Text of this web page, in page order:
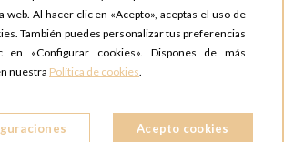
OPTIONS MADRID
C. Lucio Emilio Cándido, 6,
28803 Alcalá de Henares, Madrid
ESPAñA
MADRID SHOWROOM
web. Al hacer clic en «Acepto», aceptas el uso de
También puedes personalizar tus preferencias
en «Configurar cookies». Dispones de más
nuestra Política de cookies.
Acepto cookies